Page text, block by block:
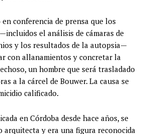
conferencia de prensa que los
el análisis de cámaras de
y los resultados de la autopsia—
con allanamientos y concretar la
un hombre que será trasladado
a la cárcel de Bouwer. La causa se
calificado.
en Córdoba desde hace años, se
arquitecta y era una figura reconocida